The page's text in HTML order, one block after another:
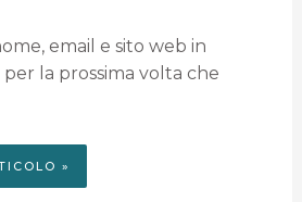
email e sito web in
la prossima volta che